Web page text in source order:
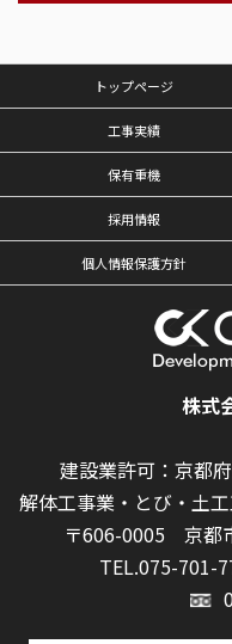
トップページ
工事実績
保有重機
採用情報
個人情報保護方針
株式
建設業許可：京都
解体工事業・とび・土
〒606-0005 京都
TEL.075-701-